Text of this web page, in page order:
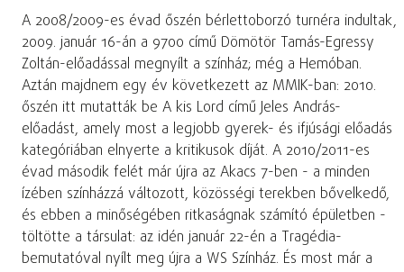
A 2008/2009-es évad őszén bérlettoborzó turnéra indultak,
2009. január 16-án a 9700 című Dömötör Tamás-Egressy
Zoltán-előadással megnyílt a színház; még a Hemóban.
Aztán majdnem egy év következett az MMIK-ban: 2010.
őszén itt mutatták be A kis Lord című Jeles András-
előadást, amely most a legjobb gyerek- és ifjúsági előadás
kategóriában elnyerte a kritikusok díját. A 2010/2011-es
évad második felét már újra az Akacs 7-ben - a minden
ízében színházzá változott, közösségi terekben bővelkedő,
és ebben a minőségében ritkaságnak számító épületben -
töltötte a társulat: az idén január 22-én a Tragédia-
bemutatóval nyílt meg újra a WS Színház. És most már a